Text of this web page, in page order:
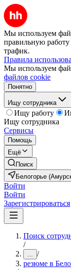
Мы используем
правильную работу
трафик.
Правила
Мы используем
файлов cookie
Понятно
Ищу сотрудника
Ищу работу
Ищу сотрудника
Сервисы
Помощь
Ещё
Поиск
Белогорье
Войти
Войти
Зарегистрироваться
Поиск
/
... /
резюме в